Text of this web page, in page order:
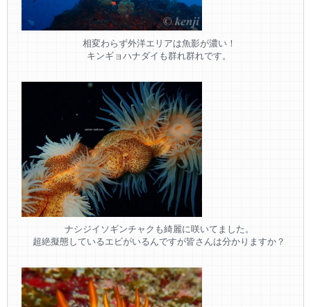
相変わらず外洋エリアは魚影が濃い！
キンギョハナダイも群れ群れです。
ナシジイソギンチャクも綺麗に咲いてました。
超絶擬態しているエビがいるんですが皆さんは分かりますか？